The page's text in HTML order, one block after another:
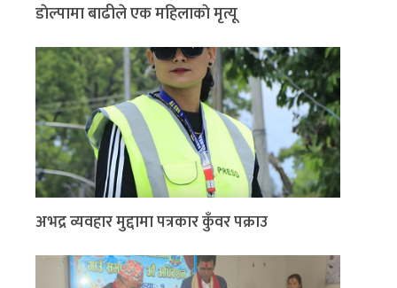
डाेल्पामा बाढीले एक महिलाकाे मृत्यू
अभद्र व्यवहार मुद्दामा पत्रकार कुँवर पक्राउ